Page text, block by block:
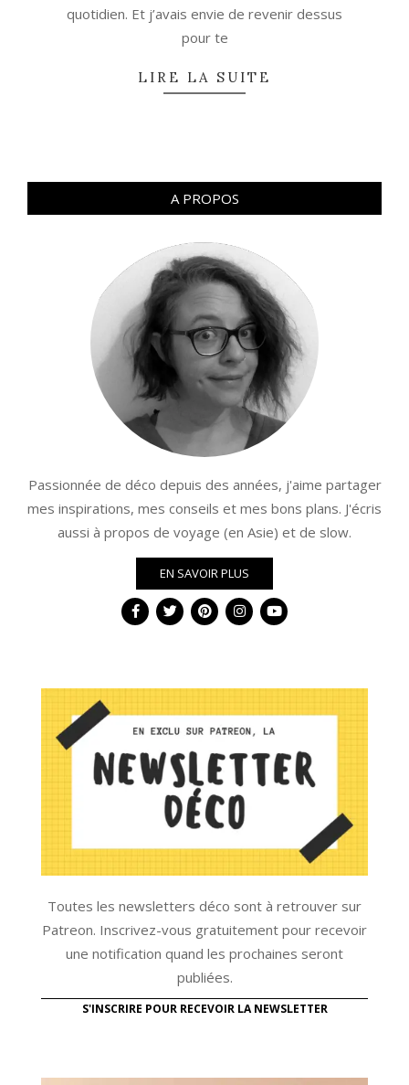
quotidien. Et j’avais envie de revenir dessus
pour te
LIRE LA SUITE
A PROPOS
Passionnée de déco depuis des années, j'aime partager
mes inspirations, mes conseils et mes bons plans. J'écris
aussi à propos de voyage (en Asie) et de slow.
EN SAVOIR PLUS
Toutes les newsletters déco sont à retrouver sur
Patreon. Inscrivez-vous gratuitement pour recevoir
une notification quand les prochaines seront
publiées.
S'INSCRIRE POUR RECEVOIR LA NEWSLETTER